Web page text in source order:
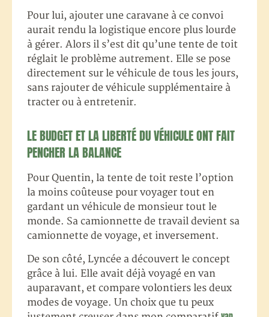
Pour lui, ajouter une caravane à ce convoi
aurait rendu la logistique encore plus lourde
à gérer. Alors il s’est dit qu’une tente de toit
réglait le problème autrement. Elle se pose
directement sur le véhicule de tous les jours,
sans rajouter de véhicule supplémentaire à
tracter ou à entretenir.
LE BUDGET ET LA LIBERTÉ DU VÉHICULE ONT FAIT
PENCHER LA BALANCE
Pour Quentin, la tente de toit reste l’option
la moins coûteuse pour voyager tout en
gardant un véhicule de monsieur tout le
monde. Sa camionnette de travail devient sa
camionnette de voyage, et inversement.
De son côté, Lyncée a découvert le concept
grâce à lui. Elle avait déjà voyagé en van
auparavant, et compare volontiers les deux
modes de voyage. Un choix que tu peux